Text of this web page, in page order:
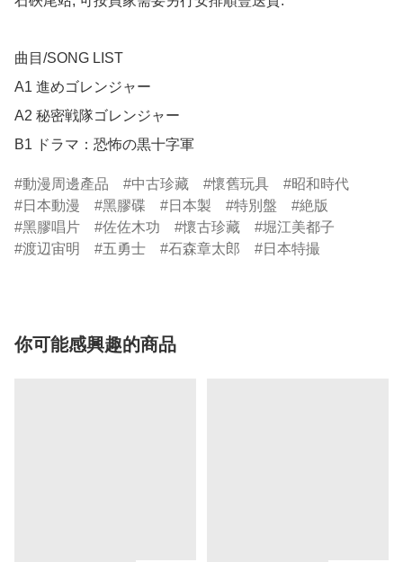
曲目/SONG LIST
A1 進めゴレンジャー
A2 秘密戦隊ゴレンジャー
B1 ドラマ：恐怖の黒十字軍
動漫周邊產品 中古珍藏 懷舊玩具
昭和時代
日本動漫
黑膠碟 日本製 特別盤
絶版
黑膠唱片
佐佐木功 懷古珍藏
堀江美都子
渡辺宙明
五勇士 石森章太郎 日本特撮
你可能感興趣的商品